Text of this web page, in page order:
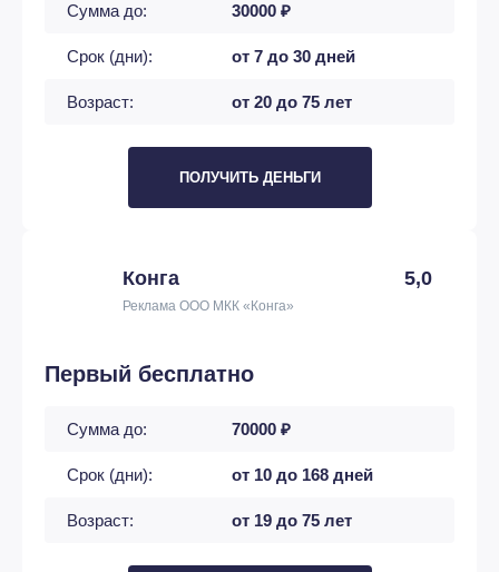
Сумма до: 30000 ₽
Срок (дни): от 7 до 30 дней
Возраст: от 20 до 75 лет
ПОЛУЧИТЬ ДЕНЬГИ
Конга 5,0
Реклама ООО МКК «Конга»
Первый бесплатно
Сумма до: 70000 ₽
Срок (дни): от 10 до 168 дней
Возраст: от 19 до 75 лет